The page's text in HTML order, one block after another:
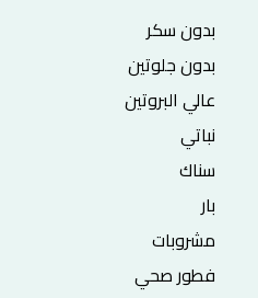
بدون سكر
بدون جلوتين
عالي البروتين
نباتي
سناك
بار
مشروبات
فطور صحي